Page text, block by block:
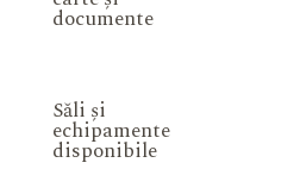
documente
Săli și
echipamente
disponibile